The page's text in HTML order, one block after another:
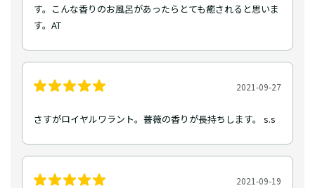
す。こんな香りのお風呂があったらとても癒されると思いま
す。AT
2021-09-27
さすがロイヤルワラント。薔薇の香りが長持ちします。 s.s
2021-09-19